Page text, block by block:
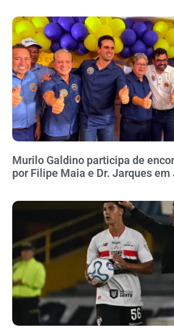
Murilo Galdino participa de
por Filipe Maia e Dr. Jarques em